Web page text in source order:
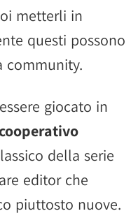
metterli in
questi possono
community.
giocato in
della serie
editor che
piuttosto nuove.